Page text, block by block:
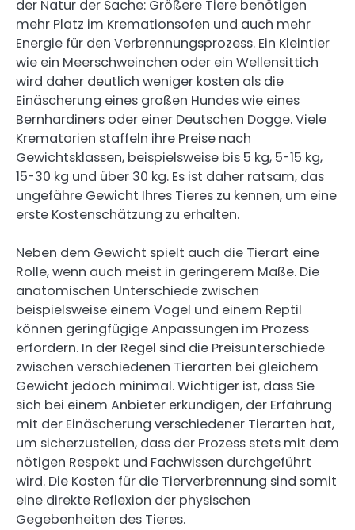
der Natur der Sache: Größere Tiere benötigen
mehr Platz im Kremationsofen und auch mehr
Energie für den Verbrennungsprozess. Ein Kleintier
wie ein Meerschweinchen oder ein Wellensittich
wird daher deutlich weniger kosten als die
Einäscherung eines großen Hundes wie eines
Bernhardiners oder einer Deutschen Dogge. Viele
Krematorien staffeln ihre Preise nach
Gewichtsklassen, beispielsweise bis 5 kg, 5-15 kg,
15-30 kg und über 30 kg. Es ist daher ratsam, das
ungefähre Gewicht Ihres Tieres zu kennen, um eine
erste Kostenschätzung zu erhalten.
Neben dem Gewicht spielt auch die Tierart eine
Rolle, wenn auch meist in geringerem Maße. Die
anatomischen Unterschiede zwischen
beispielsweise einem Vogel und einem Reptil
können geringfügige Anpassungen im Prozess
erfordern. In der Regel sind die Preisunterschiede
zwischen verschiedenen Tierarten bei gleichem
Gewicht jedoch minimal. Wichtiger ist, dass Sie
sich bei einem Anbieter erkundigen, der Erfahrung
mit der Einäscherung verschiedener Tierarten hat,
um sicherzustellen, dass der Prozess stets mit dem
nötigen Respekt und Fachwissen durchgeführt
wird. Die Kosten für die Tierverbrennung sind somit
eine direkte Reflexion der physischen
Gegebenheiten des Tieres.